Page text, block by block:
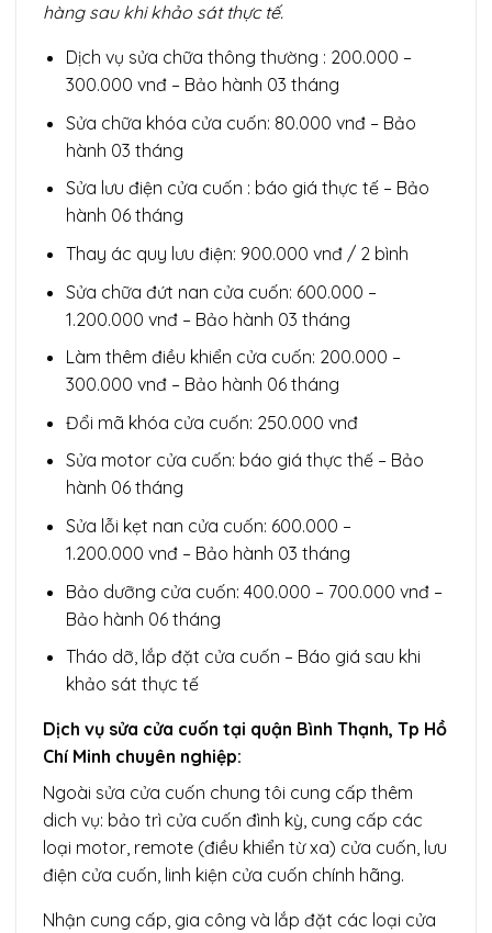
hàng sau khi khảo sát thực tế.
Dịch vụ sửa chữa thông thường : 200.000 –
300.000 vnđ – Bảo hành 03 tháng
Sửa chữa khóa cửa cuốn: 80.000 vnđ – Bảo
hành 03 tháng
Sửa lưu điện cửa cuốn : báo giá thực tế – Bảo
hành 06 tháng
Thay ác quy lưu điện: 900.000 vnđ / 2 bình
Sửa chữa đứt nan cửa cuốn: 600.000 –
1.200.000 vnđ – Bảo hành 03 tháng
Làm thêm điều khiển cửa cuốn: 200.000 –
300.000 vnđ – Bảo hành 06 tháng
Đổi mã khóa cửa cuốn: 250.000 vnđ
Sửa motor cửa cuốn: báo giá thực thế – Bảo
hành 06 tháng
Sửa lỗi kẹt nan cửa cuốn: 600.000 –
1.200.000 vnđ – Bảo hành 03 tháng
Bảo dưỡng cửa cuốn: 400.000 – 700.000 vnđ –
Bảo hành 06 tháng
Tháo dỡ, lắp đặt cửa cuốn – Báo giá sau khi
khảo sát thực tế
Dịch vụ sửa cửa cuốn tại quận Bình Thạnh, Tp Hồ
Chí Minh chuyên nghiệp:
Ngoài sửa cửa cuốn chung tôi cung cấp thêm
dich vụ: bảo trì cửa cuốn đình kỳ, cung cấp các
loại motor, remote (điều khiển từ xa) cửa cuốn, lưu
điện cửa cuốn, linh kiện cửa cuốn chính hãng.
Nhận cung cấp, gia công và lắp đặt các loại cửa